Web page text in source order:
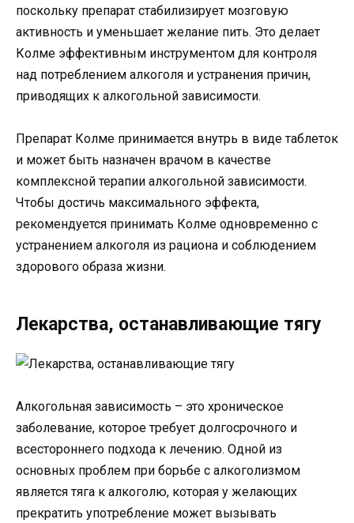
поскольку препарат стабилизирует мозговую
активность и уменьшает желание пить. Это делает
Колме эффективным инструментом для контроля
над потреблением алкоголя и устранения причин,
приводящих к алкогольной зависимости.
Препарат Колме принимается внутрь в виде таблеток
и может быть назначен врачом в качестве
комплексной терапии алкогольной зависимости.
Чтобы достичь максимального эффекта,
рекомендуется принимать Колме одновременно с
устранением алкоголя из рациона и соблюдением
здорового образа жизни.
Лекарства, останавливающие тягу
Алкогольная зависимость – это хроническое
заболевание, которое требует долгосрочного и
всестороннего подхода к лечению. Одной из
основных проблем при борьбе с алкоголизмом
является тяга к алкоголю, которая у желающих
прекратить употребление может вызывать